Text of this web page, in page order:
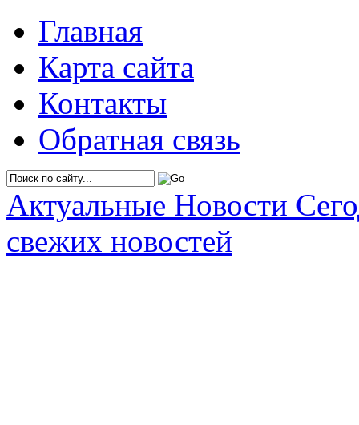
Главная
Карта сайта
Контакты
Обратная связь
Актуальные Новости
свежих новостей